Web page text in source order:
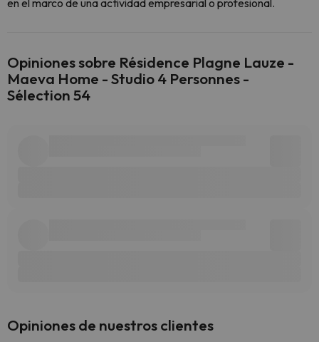
en el marco de una actividad empresarial o profesional.
Opiniones sobre Résidence Plagne Lauze -
Maeva Home - Studio 4 Personnes -
Sélection 54
Opiniones de nuestros clientes